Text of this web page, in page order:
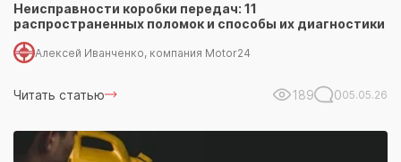
Неисправности коробки передач: 11
распространенных поломок и способы их диагностики
Алексей Иванченко, компания Motor24
Читать статью 189 005.05.26